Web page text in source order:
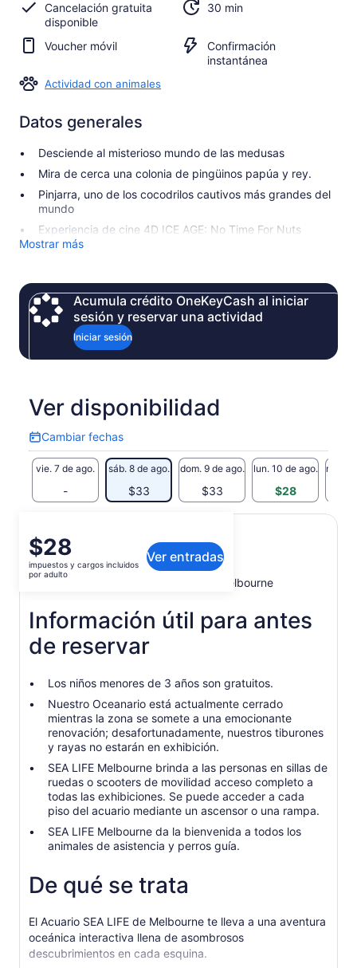
Ver 44
opiniones
Cancelación gratuita
disponible
30 min
Voucher móvil
Confirmación
instantánea
Actividad con animales
Datos generales
Desciende al misterioso mundo de las medusas
Mira de cerca una colonia de pingüinos papúa y rey.
Pinjarra, uno de los cocodrilos cautivos más grandes del
mundo
Experiencia de cine 4D ICE AGE: No Time For Nuts
Mostrar más
Acumula crédito OneKeyCash al iniciar
sesión y reservar una actividad
Iniciar sesión
Ver disponibilidad
Cambiar fechas
Cambiar
fechas
vie. 7 de ago.
-
sáb. 8 de ago.
$33
dom. 9 de ago.
$33
lun. 10 de ago.
$28
mar.
El
precio
es
por
adulto
$28
impuestos y cargos incluidos
por adulto
Ver entradas
Qué incluye o no
Entrada al Acuario SEA LIFE de Melbourne
Información útil para antes
de reservar
Los niños menores de 3 años son gratuitos.
Nuestro Oceanario está actualmente cerrado
mientras la zona se somete a una emocionante
renovación; desafortunadamente, nuestros tiburones
y rayas no estarán en exhibición.
SEA LIFE Melbourne brinda a las personas en sillas de
ruedas o scooters de movilidad acceso completo a
todas las exhibiciones. Se puede acceder a cada
piso del acuario mediante un ascensor o una rampa.
SEA LIFE Melbourne da la bienvenida a todos los
animales de asistencia y perros guía.
De qué se trata
El Acuario SEA LIFE de Melbourne te lleva a una aventura
oceánica interactiva llena de asombrosos
descubrimientos en cada esquina.